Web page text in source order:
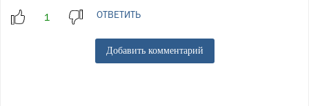
ОТВЕТИТЬ
Добавить комментарий